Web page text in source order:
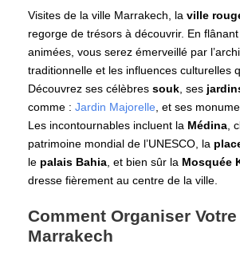
Visites de la ville Marrakech, la ville
regorge de trésors à découvrir. En
animées, vous serez émerveillé par
traditionnelle et les influences culturelles
Découvrez ses célèbres souk , ses
comme : Jardin Majorelle , et ses
Les incontournables incluent la Médina ,
patrimoine mondial de l’UNESCO, la
le palais Bahia , et bien sûr la Mosquée
dresse fièrement au centre de la ville.
Comment Organiser
Marrakech